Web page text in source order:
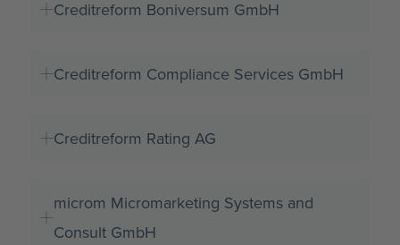
Creditreform Boniversum GmbH
Creditreform Compliance Services GmbH
Creditreform Rating AG
microm Micromarketing Systems and
Consult GmbH